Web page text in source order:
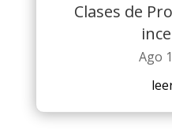
Clases de
Ago